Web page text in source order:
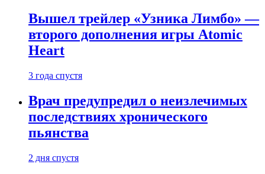
Вышел трейлер «Узника Лимбо» —
второго дополнения игры Atomic
Heart
3 года спустя
Врач предупредил о неизлечимых
последствиях хронического
пьянства
2 дня спустя